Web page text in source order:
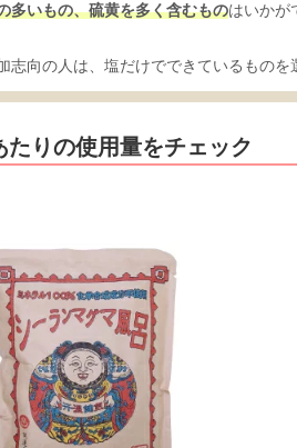
多いもの、硫黄を多く含むものはいかが
志向の人は、塩だけでできているものを
たりの使用量をチェック